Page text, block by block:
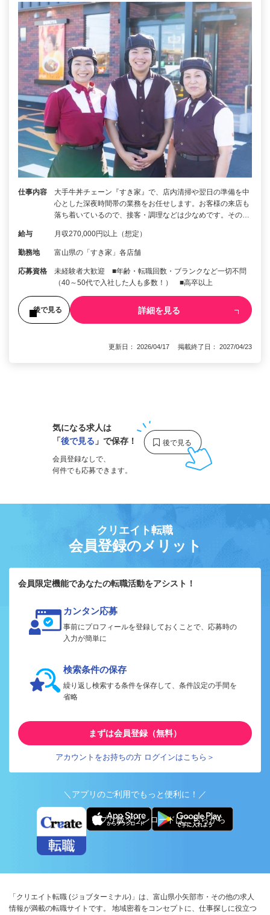
仕事内容
大手牛丼チェーン『すき家』で、店内清掃や翌日の準備を中
心とした深夜時間帯の業務をお任せします。お客様の来店も
落ち着いているので、接客・調理などは少なめです。その…
給与 月収270,000円以上（想定）
勤務地 富山県の「すき家」各店舗
応募資格
未経験者大歓迎 ■年齢・転職回数・ブランクなど一切不問
（40～50代で入社した人も多数！） ■高卒以上
後で見る 詳細を見る
更新日： 2026/04/17 掲載終了日： 2027/04/23
気になる求人は
「後で見る 」で保存！
会員登録なしで、
何件でも応募できます。
クリエイト転職
会員登録のメリット
会員限定機能であなたの転職活動をアシスト！
カンタン応募
事前にプロフィールを登録しておくことで、応募時の
入力が簡単に
検索条件の保存
繰り返し検索する条件を保存して、条件設定の手間を
省略
まずは会員登録（無料）
アカウントをお持ちの方 ログインはこちら＞
＼アプリのご利用でもっと便利に！／
アプリ版ダウンロードはこちらから
「クリエイト転職 (ジョブターミナル)」は、富山県小矢部市・その他の求人
情報が満載の転職サイトです。 地域密着をコンセプトに、仕事探しに役立つ